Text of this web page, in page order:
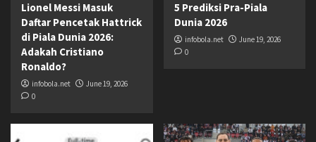
Lionel Messi Masuk
Daftar Pencetak Hattrick
di Piala Dunia 2026:
Adakah Cristiano
Ronaldo?
infobola.net
June 19, 2026
0
5 Prediksi Pra-Piala
Dunia 2026
infobola.net
June 19, 2026
0